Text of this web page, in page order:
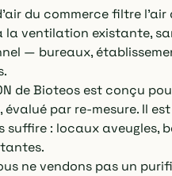
du commerce filtre l'air
la ventilation existante,
— bureaux,
de Bioteos est conçu
évalué par re-mesure. Il
suffire : locaux
ne vendons pas un